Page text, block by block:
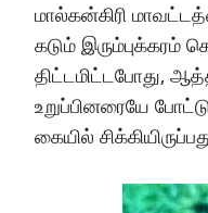
மால்கன்கிரி
கடும்
திட்டமிட்டபோது,
உறுப்பினரையே
கையில்